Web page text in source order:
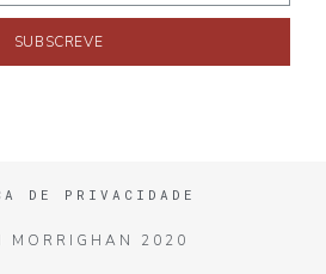
SUBSCREVE
DE PRIVACIDADE
MORRIGHAN 2020